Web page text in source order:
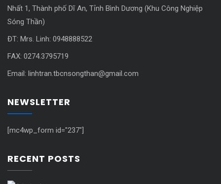
Nhất 1, Thành phố Dĩ An, Tỉnh Bình Dương (Khu Công Nghiệp
Sóng Thần)
ĐT: Mrs. Linh: 0948888522
FAX: 0274.3795719
Email: linhtran.tbcnsongthan@gmail.com
NEWSLETTER
[mc4wp_form id="237"]
RECENT POSTS